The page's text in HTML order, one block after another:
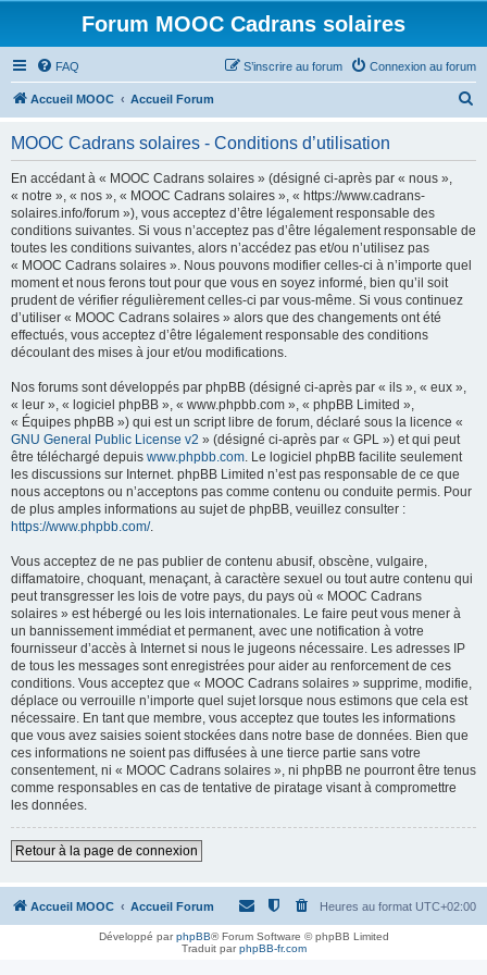
Forum MOOC Cadrans solaires
FAQ Connexion au forum
S’inscrire au forum
Accueil MOOC Accueil Forum
MOOC Cadrans solaires - Conditions d’utilisation
En accédant à « MOOC Cadrans solaires » (désigné ci-après par « nous »,
« notre », « nos », « MOOC Cadrans solaires », « https://www.cadrans-
solaires.info/forum »), vous acceptez d’être légalement responsable des
conditions suivantes. Si vous n’acceptez pas d’être légalement responsable de
toutes les conditions suivantes, alors n’accédez pas et/ou n’utilisez pas
« MOOC Cadrans solaires ». Nous pouvons modifier celles-ci à n’importe quel
moment et nous ferons tout pour que vous en soyez informé, bien qu’il soit
prudent de vérifier régulièrement celles-ci par vous-même. Si vous continuez
d’utiliser « MOOC Cadrans solaires » alors que des changements ont été
effectués, vous acceptez d’être légalement responsable des conditions
découlant des mises à jour et/ou modifications.
Nos forums sont développés par phpBB (désigné ci-après par « ils », « eux »,
« leur », « logiciel phpBB », « www.phpbb.com », « phpBB Limited »,
« Équipes phpBB ») qui est un script libre de forum, déclaré sous la licence «
GNU General Public License v2 » (désigné ci-après par « GPL ») et qui peut
être téléchargé depuis www.phpbb.com. Le logiciel phpBB facilite seulement
les discussions sur Internet. phpBB Limited n’est pas responsable de ce que
nous acceptons ou n’acceptons pas comme contenu ou conduite permis. Pour
de plus amples informations au sujet de phpBB, veuillez consulter :
https://www.phpbb.com/.
Vous acceptez de ne pas publier de contenu abusif, obscène, vulgaire,
diffamatoire, choquant, menaçant, à caractère sexuel ou tout autre contenu qui
peut transgresser les lois de votre pays, du pays où « MOOC Cadrans
solaires » est hébergé ou les lois internationales. Le faire peut vous mener à
un bannissement immédiat et permanent, avec une notification à votre
fournisseur d’accès à Internet si nous le jugeons nécessaire. Les adresses IP
de tous les messages sont enregistrées pour aider au renforcement de ces
conditions. Vous acceptez que « MOOC Cadrans solaires » supprime, modifie,
déplace ou verrouille n’importe quel sujet lorsque nous estimons que cela est
nécessaire. En tant que membre, vous acceptez que toutes les informations
que vous avez saisies soient stockées dans notre base de données. Bien que
ces informations ne soient pas diffusées à une tierce partie sans votre
consentement, ni « MOOC Cadrans solaires », ni phpBB ne pourront être tenus
comme responsables en cas de tentative de piratage visant à compromettre
les données.
Retour à la page de connexion
Accueil MOOC Accueil Forum Heures au format UTC+02:00
Développé parphpBB® Forum Software © phpBB Limited
Traduit parphpBB-fr.com